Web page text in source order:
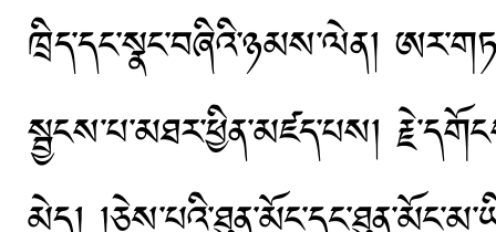
ཁྲིད་དང་སྣང་བཞིའི་ཉམས་ལེན།
སྦྱངས་པ་མཐར་ཕྱིན་མཛད་པས།